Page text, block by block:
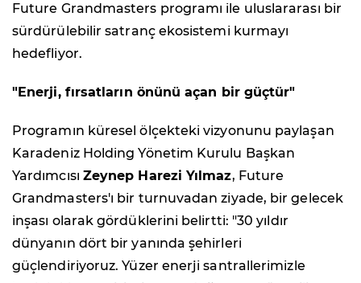
Future Grandmasters programı ile uluslararası bir
sürdürülebilir satranç ekosistemi kurmayı
hedefliyor.
"Enerji, fırsatların önünü açan bir güçtür"
Programın küresel ölçekteki vizyonunu paylaşan
Karadeniz Holding Yönetim Kurulu Başkan
Yardımcısı Zeynep Harezi Yılmaz, Future
Grandmasters'ı bir turnuvadan ziyade, bir gelecek
inşası olarak gördüklerini belirtti: "30 yıldır
dünyanın dört bir yanında şehirleri
güçlendiriyoruz. Yüzer enerji santrallerimizle